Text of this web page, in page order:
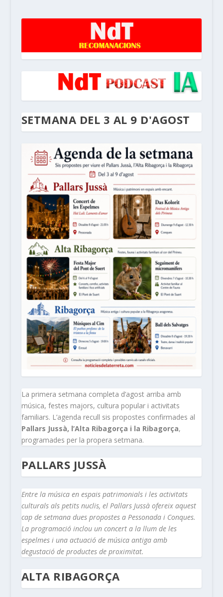
SETMANA DEL 3 AL 9 D'AGOST
La primera setmana completa d’agost arriba amb
música, festes majors, cultura popular i activitats
familiars. L’agenda recull sis propostes confirmades al
Pallars Jussà, l’Alta Ribagorça i la Ribagorça,
programades per la propera setmana.
PALLARS JUSSÀ
Entre la música en espais patrimonials i les activitats
culturals als petits nuclis, el Pallars Jussà ofereix aquest
cap de setmana dues propostes a Pessonada i Conques.
La programació inclou un concert a la llum de les
espelmes i una actuació de música antiga amb
degustació de productes de proximitat.
ALTA RIBAGORÇA